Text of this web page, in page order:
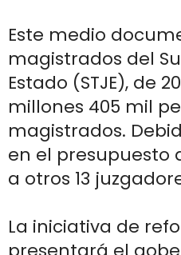
Este medio
magistrados del
Estado (STJE), de
millones 405 mil
magistrados.
en el presupuesto
a otros 13
La iniciativa de